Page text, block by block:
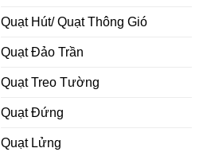
Quạt Hút/ Quạt Thông Gió
Quạt Đảo Trần
Quạt Treo Tường
Quạt Đứng
Quạt Lửng